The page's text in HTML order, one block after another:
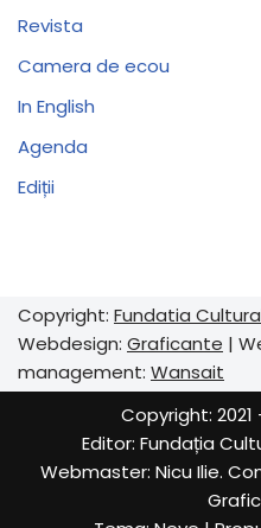
Revista
Camera de ecou
In English
Agenda
Ediții
Copyright: Fundatia
Webdesign: Graficante |
management: Wansait
Copyright:
Editor: Fundația
Webmaster: Nicu Ilie.